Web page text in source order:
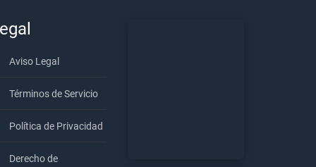
Aviso Legal
Términos de Servicio
Política de Privacidad
Derecho de